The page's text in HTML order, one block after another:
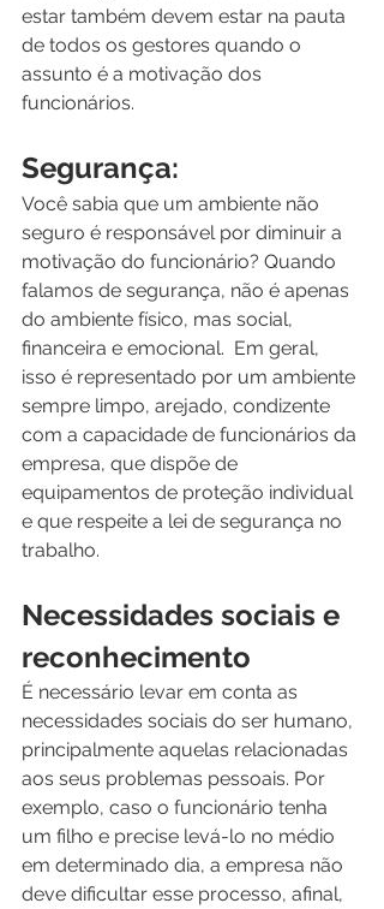
estar também devem estar na pauta
de todos os gestores quando o
assunto é a motivação dos
funcionários.
Segurança:
Você sabia que um ambiente não
seguro é responsável por diminuir a
motivação do funcionário? Quando
falamos de segurança, não é apenas
do ambiente físico, mas social,
financeira e emocional.  Em geral,
isso é representado por um ambiente
sempre limpo, arejado, condizente
com a capacidade de funcionários da
empresa, que dispõe de
equipamentos de proteção individual
e que respeite a lei de segurança no
trabalho.
Necessidades sociais e
reconhecimento
É necessário levar em conta as
necessidades sociais do ser humano,
principalmente aquelas relacionadas
aos seus problemas pessoais. Por
exemplo, caso o funcionário tenha
um filho e precise levá-lo no médio
em determinado dia, a empresa não
deve dificultar esse processo, afinal,